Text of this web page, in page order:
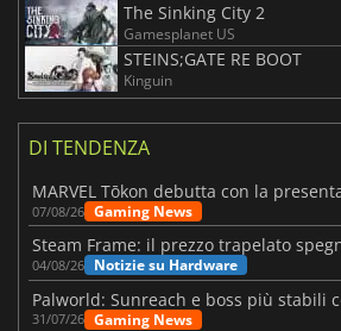
The Sinking City 2
Gamesplanet US
STEINS;GATE RE BOOT
Kinguin
DI TENDENZA
07/08/26 Gaming News
04/08/26 Notizie su Hardware
31/07/26 Gaming News